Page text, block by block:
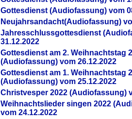
Gottesdienst (Audiofassung) vom
Neujahrsandacht(Audiofassung)
Jahresschlussgottesdienst
31.12.2022
Gottesdienst am 2. Weihnachtstag
(Audiofassung) vom 26.12.2022
Gottesdienst am 1. Weihnachtstag
(Audiofassung) vom 25.12.2022
Christvesper 2022 (Audiofassung)
Weihnachtslieder singen 2022
vom 24.12.2022